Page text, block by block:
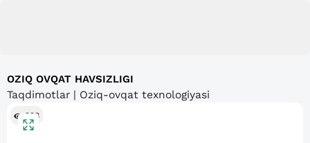
OZIQ OVQAT HAVSIZLIGI
Taqdimotlar | Oziq-ovqat texnologiyasi
298